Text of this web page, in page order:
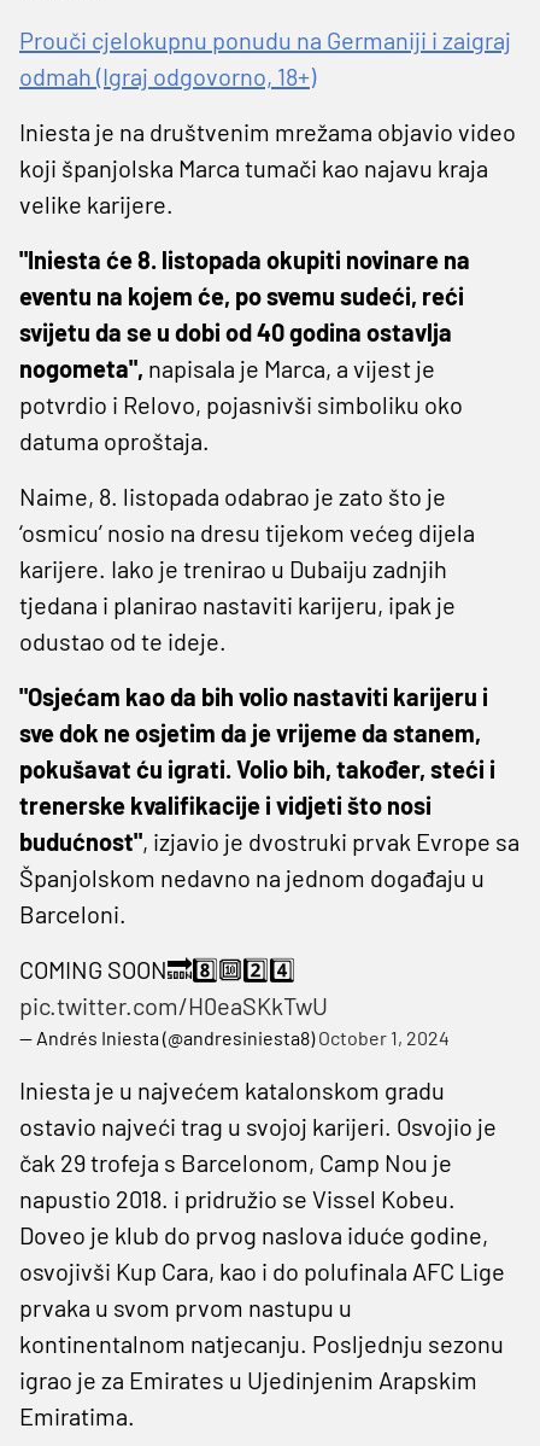
Prouči cjelokupnu ponudu na Germaniji i zaigraj
odmah (Igraj odgovorno, 18+)
Iniesta je na društvenim mrežama objavio video
koji španjolska Marca tumači kao najavu kraja
velike karijere.
"Iniesta će 8. listopada okupiti novinare na
eventu na kojem će, po svemu sudeći, reći
svijetu da se u dobi od 40 godina ostavlja
nogometa", napisala je Marca, a vijest je
potvrdio i Relovo, pojasnivši simboliku oko
datuma oproštaja.
Naime, 8. listopada odabrao je zato što je
‘osmicu’ nosio na dresu tijekom većeg dijela
karijere. Iako je trenirao u Dubaiju zadnjih
tjedana i planirao nastaviti karijeru, ipak je
odustao od te ideje.
"Osjećam kao da bih volio nastaviti karijeru i
sve dok ne osjetim da je vrijeme da stanem,
pokušavat ću igrati. Volio bih, također, steći i
trenerske kvalifikacije i vidjeti što nosi
budućnost", izjavio je dvostruki prvak Evrope sa
Španjolskom nedavno na jednom događaju u
Barceloni.
COMING SOON🔜8️⃣🔟2️⃣4️⃣
pic.twitter.com/H0eaSKkTwU
— Andrés Iniesta (@andresiniesta8)October 1, 2024
Iniesta je u najvećem katalonskom gradu
ostavio najveći trag u svojoj karijeri. Osvojio je
čak 29 trofeja s Barcelonom, Camp Nou je
napustio 2018. i pridružio se Vissel Kobeu.
Doveo je klub do prvog naslova iduće godine,
osvojivši Kup Cara, kao i do polufinala AFC Lige
prvaka u svom prvom nastupu u
kontinentalnom natjecanju. Posljednju sezonu
igrao je za Emirates u Ujedinjenim Arapskim
Emiratima.